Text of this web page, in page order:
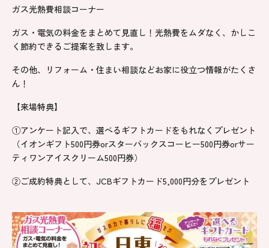
ガス光熱費相談コーナー
ガス・電気の料金をまとめて見直し！光熱費をムダなく、かしこ
く節約できるご提案を致します。
その他、リフォーム・住まい相談などお家に役立つ情報がたくさ
ん！
【来場特典】
①アンケート記入で、選べるギフトカードをもれなくプレゼント
（イオンギフト500円券orスターバックスコーヒー500円券orサー
ティワンアイスクリーム500円券）
②ご成約特典として、JCBギフトカード5,000円分をプレゼント